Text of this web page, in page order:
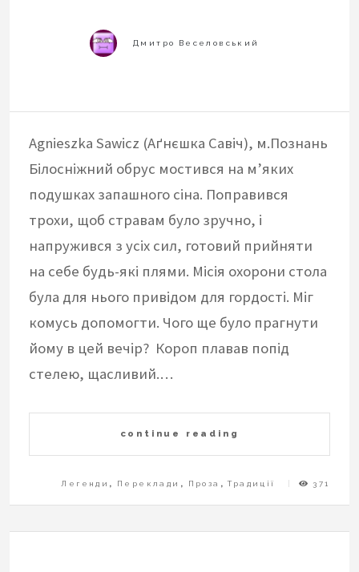
Agnieszka Sawicz (Аґнєшка Савіч), м.Познань
Білосніжний обрус мостився на м’яких
подушках запашного сіна. Поправився
трохи, щоб стравам було зручно, і
напружився з усіх сил, готовий прийняти
на себе будь-які плями. Місія охорони стола
була для нього привідом для гордості. Міг
комусь допомогти. Чого ще було прагнути
йому в цей вечір? Короп плавав попід
стелею, щасливий.…
continue reading
Легенди , Переклади , Проза ,Традиції 371